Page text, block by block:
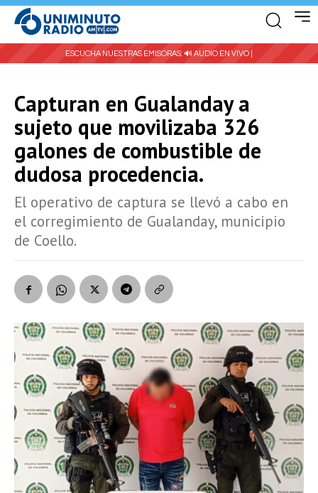
ESCUCHA NUESTRAS EMISORAS: 🔊 AUDIO EN VIVO |
Capturan en Gualanday a
sujeto que movilizaba 326
galones de combustible de
dudosa procedencia.
El operativo de captura se llevó a cabo en
el corregimiento de Gualanday, municipio
de Coello.